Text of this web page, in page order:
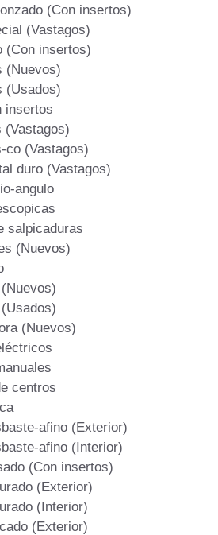
(Con insertos)
(Vastagos)
(Con insertos)
(Nuevos)
(Usados)
insertos
(Vastagos)
co (Vastagos)
duro (Vastagos)
angulo
salpicaduras
(Nuevos)
(Nuevos)
centros
afino (Exterior)
afino (Interior)
(Con insertos)
(Exterior)
(Interior)
(Exterior)